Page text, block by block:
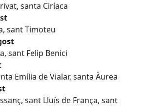
santa Ciríaca
sant Timoteu
sant Felip Benici
Emília de Vialar, santa Àurea
sant Lluís de França, sant